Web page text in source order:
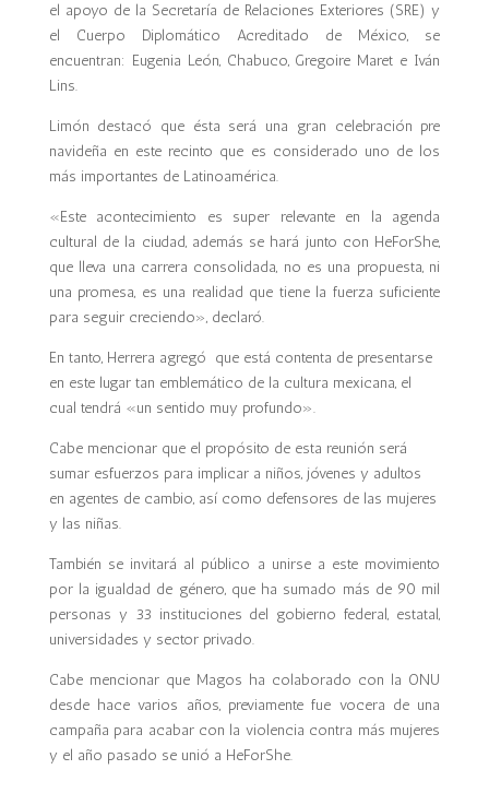
el apoyo de la Secretaría de Relaciones Exteriores (SRE) y
el Cuerpo Diplomático Acreditado de México, se
encuentran: Eugenia León, Chabuco, Gregoire Maret e Iván
Lins.
Limón destacó que ésta será una gran celebración pre
navideña en este recinto que es considerado uno de los
más importantes de Latinoamérica.
«Este acontecimiento es super relevante en la agenda
cultural de la ciudad, además se hará junto con HeForShe,
que lleva una carrera consolidada, no es una propuesta, ni
una promesa, es una realidad que tiene la fuerza suficiente
para seguir creciendo», declaró.
En tanto, Herrera agregó que está contenta de presentarse
en este lugar tan emblemático de la cultura mexicana, el
cual tendrá «un sentido muy profundo».
Cabe mencionar que el propósito de esta reunión será
sumar esfuerzos para implicar a niños, jóvenes y adultos
en agentes de cambio, así como defensores de las mujeres
y las niñas.
También se invitará al público a unirse a este movimiento
por la igualdad de género, que ha sumado más de 90 mil
personas y 33 instituciones del gobierno federal, estatal,
universidades y sector privado.
Cabe mencionar que Magos ha colaborado con la ONU
desde hace varios años, previamente fue vocera de una
campaña para acabar con la violencia contra más mujeres
y el año pasado se unió a HeForShe.